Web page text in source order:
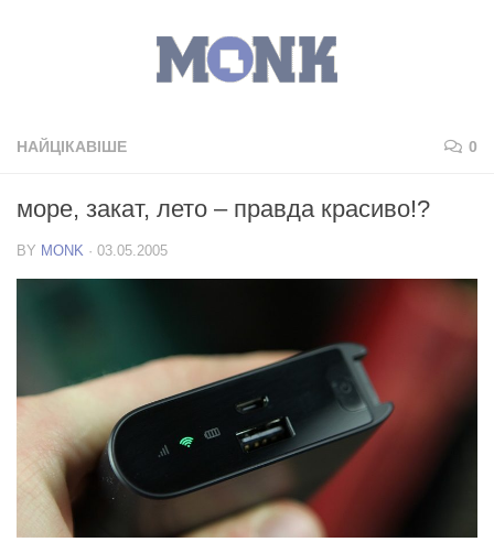
НАЙЦІКАВІШЕ 0
море, закат, лето – правда красиво!?
BY MONK · 03.05.2005